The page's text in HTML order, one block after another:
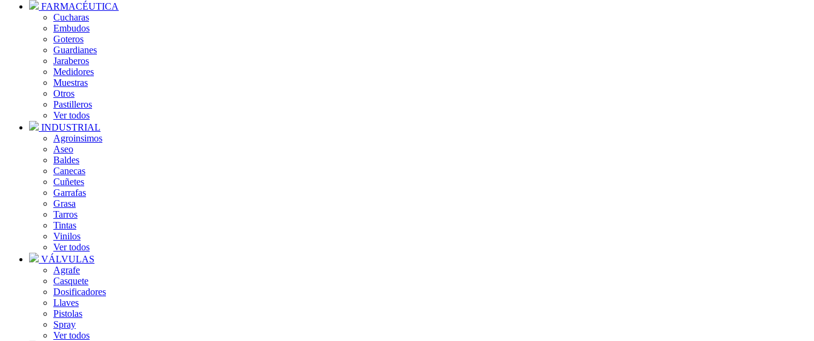
FARMACÉUTICA
Cucharas
Embudos
Goteros
Guardianes
Jaraberos
Medidores
Muestras
Otros
Pastilleros
Ver todos
INDUSTRIAL
Agroinsimos
Aseo
Baldes
Canecas
Cuñetes
Garrafas
Grasa
Tarros
Tintas
Vinilos
Ver todos
VÁLVULAS
Agrafe
Casquete
Dosificadores
Llaves
Pistolas
Spray
Ver todos